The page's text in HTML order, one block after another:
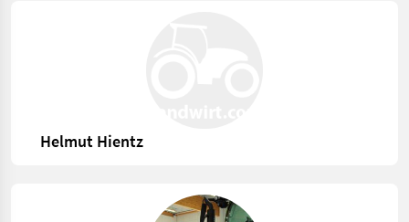
Helmut Hientz